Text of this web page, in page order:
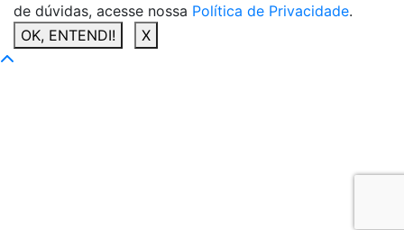
de dúvidas, acesse nossa Política de Privacidade.
OK, ENTENDI!
X